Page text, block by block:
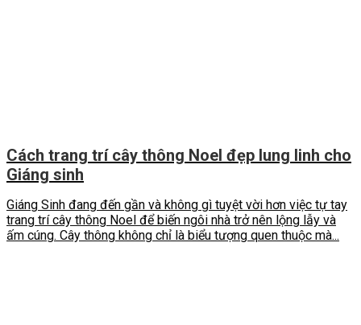
Cách trang trí cây thông Noel đẹp lung linh cho
Giáng sinh
Giáng Sinh đang đến gần và không gì tuyệt vời hơn việc tự tay
trang trí cây thông Noel để biến ngôi nhà trở nên lộng lẫy và
ấm cúng. Cây thông không chỉ là biểu tượng quen thuộc mà...